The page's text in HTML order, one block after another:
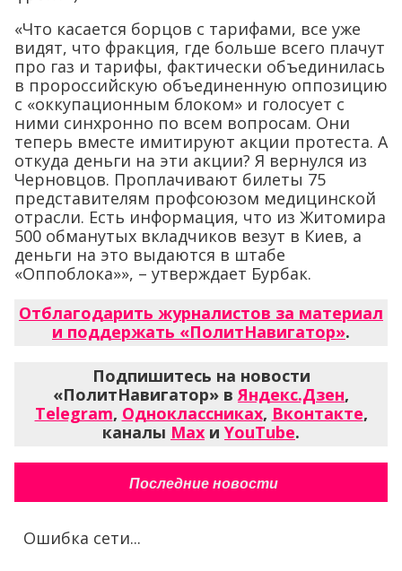
«Что касается борцов с тарифами, все уже
видят, что фракция, где больше всего плачут
про газ и тарифы, фактически объединилась
в пророссийскую объединенную оппозицию
с «оккупационным блоком» и голосует с
ними синхронно по всем вопросам. Они
теперь вместе имитируют акции протеста. А
откуда деньги на эти акции? Я вернулся из
Черновцов. Проплачивают билеты 75
представителям профсоюзом медицинской
отрасли. Есть информация, что из Житомира
500 обманутых вкладчиков везут в Киев, а
деньги на это выдаются в штабе
«Оппоблока»», – утверждает Бурбак.
Отблагодарить журналистов за материал
и поддержать «ПолитНавигатор».
Подпишитесь на новости
«ПолитНавигатор» вЯндекс.Дзен,
Telegram, Одноклассниках, Вконтакте,
каналы Max и YouTube.
Последние новости
Ошибка сети...